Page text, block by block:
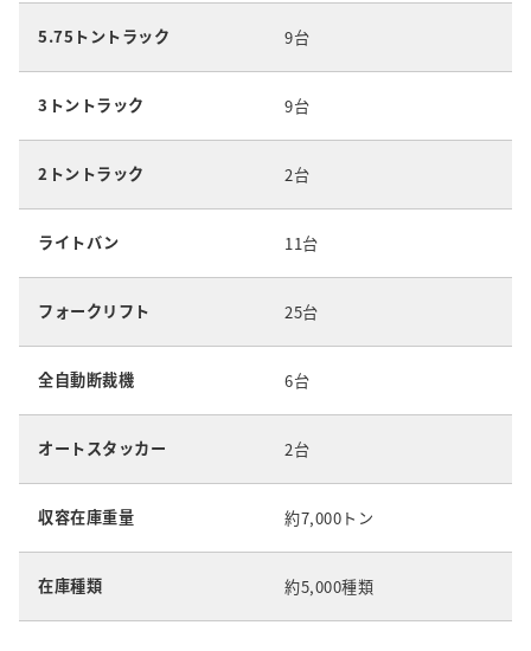
5.75トントラック 9台
3トントラック 9台
2トントラック 2台
ライトバン 11台
フォークリフト 25台
全自動断裁機 6台
オートスタッカー 2台
収容在庫重量 約7,000トン
在庫種類 約5,000種類